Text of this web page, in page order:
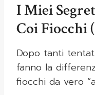
I Miei
Coi Fiocchi
Dopo tanti
fanno la
fiocchi da vero